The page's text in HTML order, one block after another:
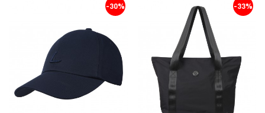
-30% -33%